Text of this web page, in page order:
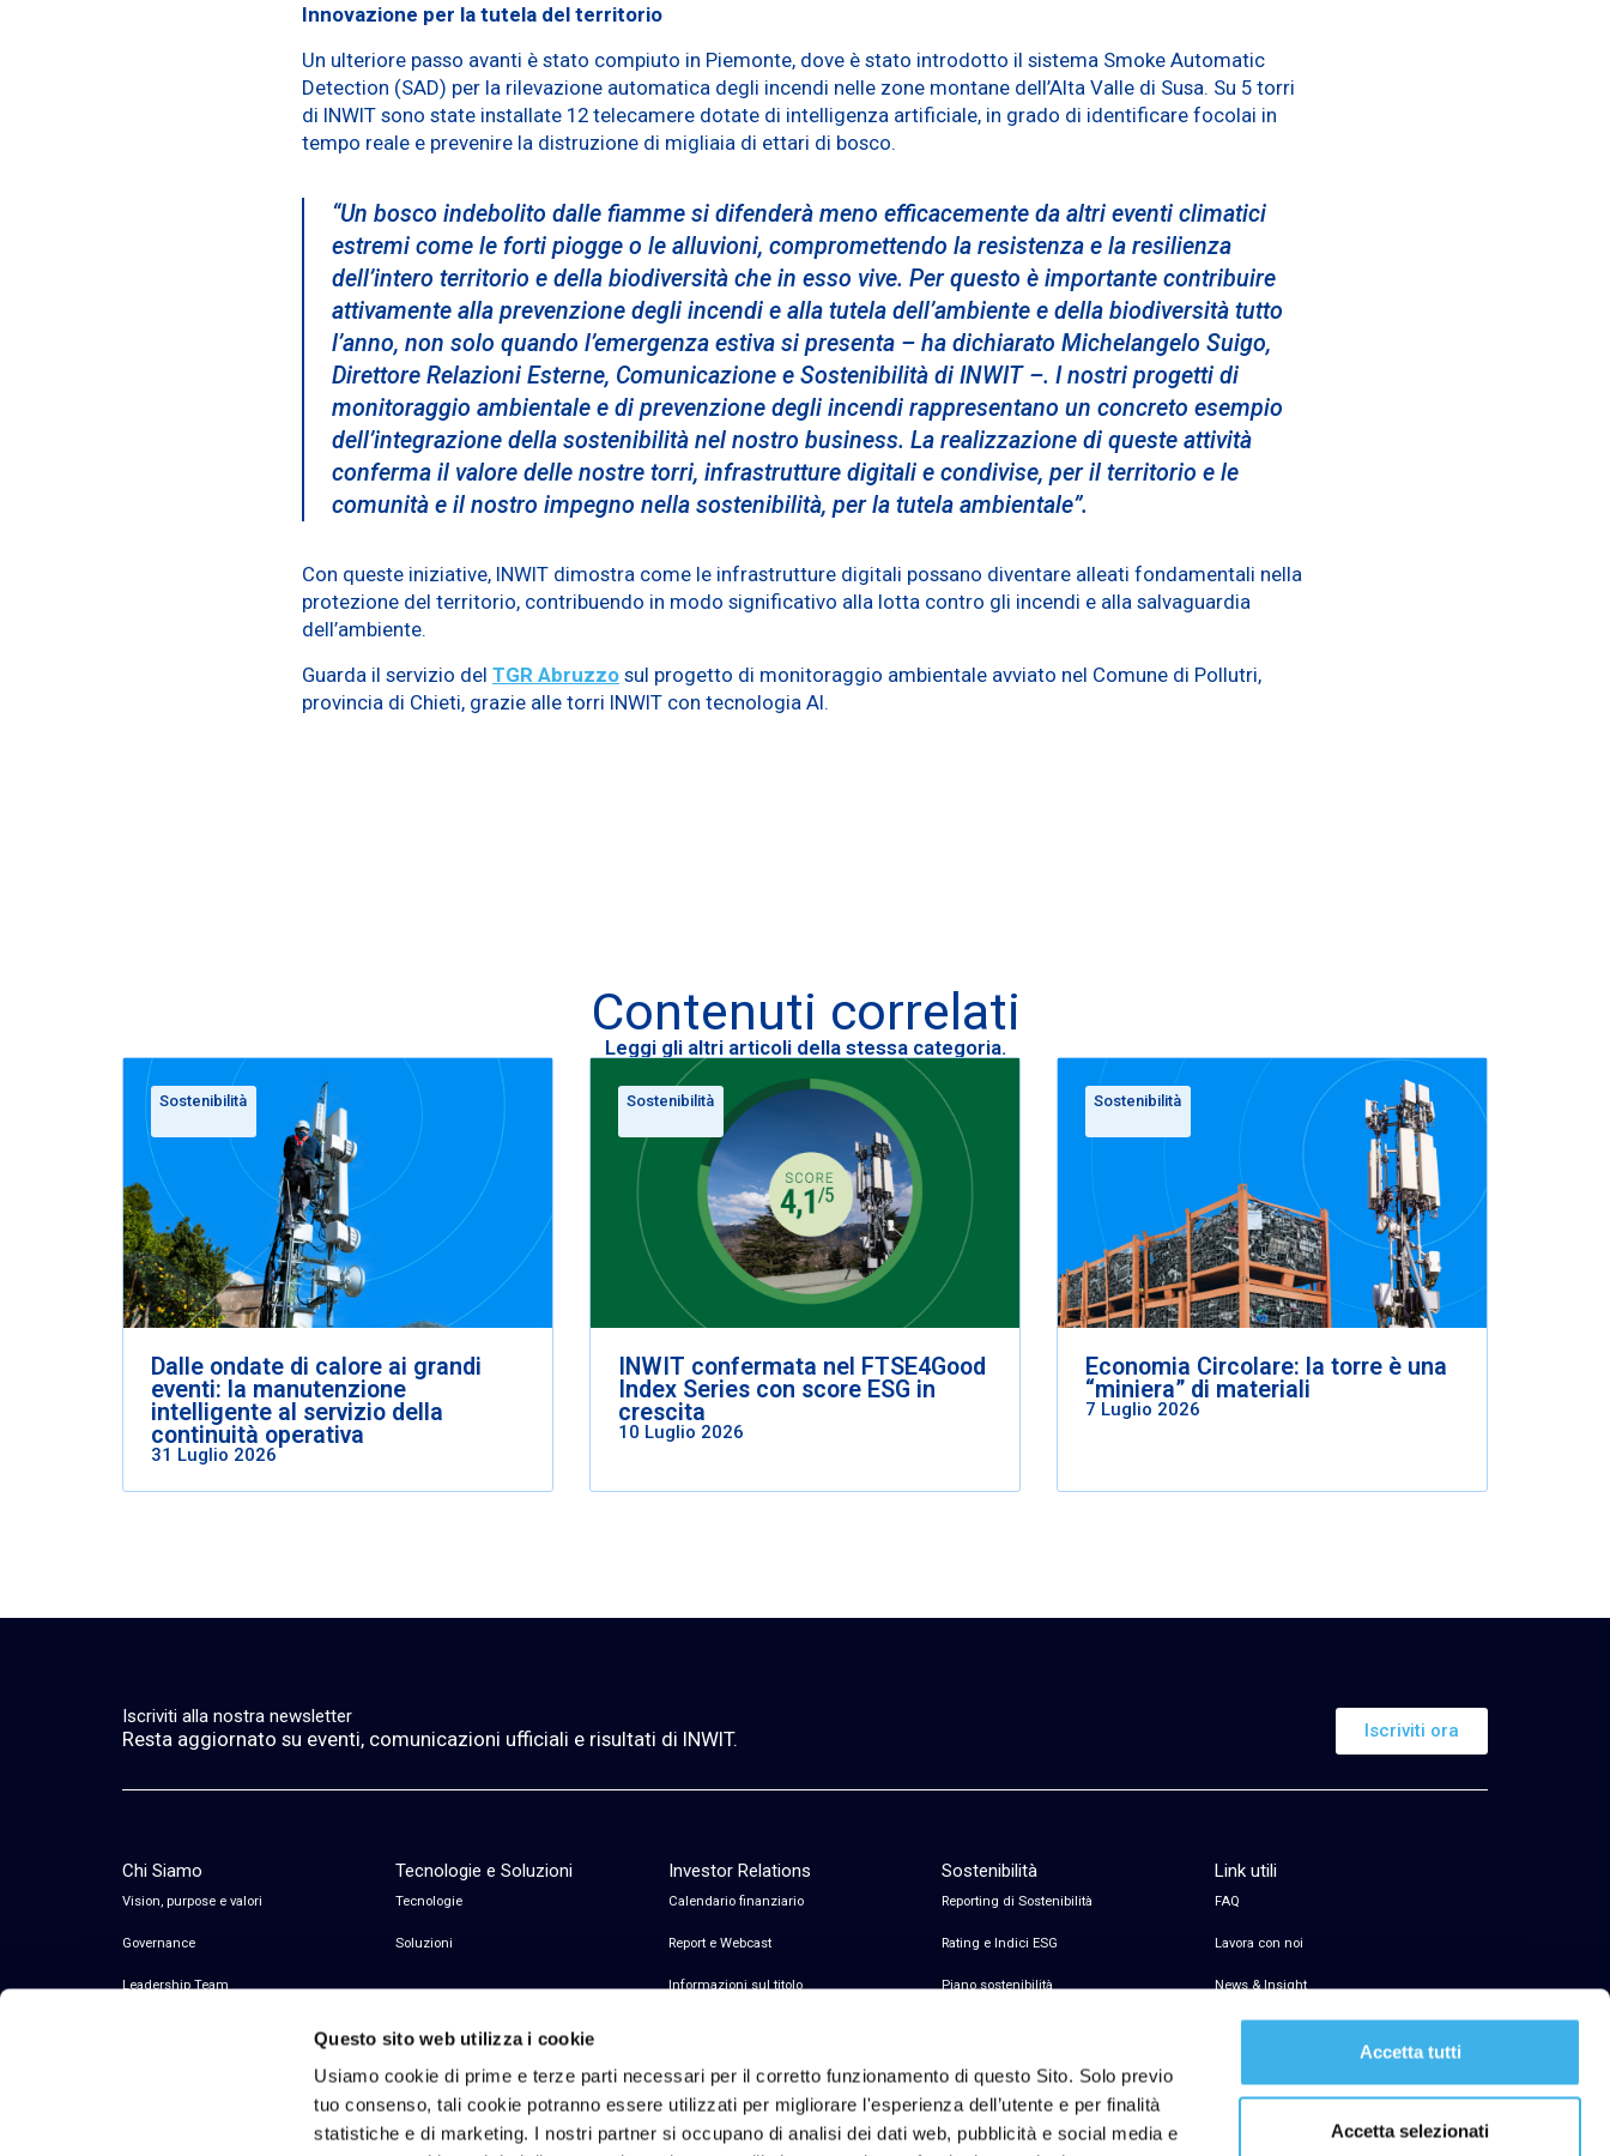
Questo sito web utilizza i cookie
Usiamo cookie di prime e terze parti necessari per il corretto funzionamento di questo Sito. Solo previo
tuo consenso, tali cookie potranno essere utilizzati per migliorare l'esperienza dell’utente e per finalità
statistiche e di marketing. I nostri partner si occupano di analisi dei dati web, pubblicità e social media e
Accetta tutti
Accetta selezionati
Innovazione per la tutela del territorio
Un ulteriore passo avanti è stato compiuto in Piemonte, dove è stato introdotto il sistema Smoke Automatic
Detection (SAD) per la rilevazione automatica degli incendi nelle zone montane dell’Alta Valle di Susa. Su 5 torri
di INWIT sono state installate 12 telecamere dotate di intelligenza artificiale, in grado di identificare focolai in
tempo reale e prevenire la distruzione di migliaia di ettari di bosco.
“Un bosco indebolito dalle fiamme si difenderà meno efficacemente da altri eventi climatici
estremi come le forti piogge o le alluvioni, compromettendo la resistenza e la resilienza
dell’intero territorio e della biodiversità che in esso vive. Per questo è importante contribuire
attivamente alla prevenzione degli incendi e alla tutela dell’ambiente e della biodiversità tutto
l’anno, non solo quando l’emergenza estiva si presenta– ha dichiarato Michelangelo Suigo,
Direttore Relazioni Esterne, Comunicazione e Sostenibilità di INWIT –. I nostri progetti di
monitoraggio ambientale e di prevenzione degli incendi rappresentano un concreto esempio
dell’integrazione della sostenibilità nel nostro business. La realizzazione di queste attività
conferma il valore delle nostre torri, infrastrutture digitali e condivise, per il territorio e le
comunità e il nostro impegno nella sostenibilità, per la tutela ambientale”.
Con queste iniziative, INWIT dimostra come le infrastrutture digitali possano diventare alleati fondamentali nella
protezione del territorio, contribuendo in modo significativo alla lotta contro gli incendi e alla salvaguardia
dell’ambiente.
Guarda il servizio del TGR Abruzzo sul progetto di monitoraggio ambientale avviato nel Comune di Pollutri,
provincia di Chieti, grazie alle torri INWIT con tecnologia AI.
Contenuti correlati
Leggi gli altri articoli della stessa categoria.
Sostenibilità
Dalle ondate di calore ai grandi
eventi: la manutenzione
intelligente al servizio della
continuità operativa
31 Luglio 2026
Sostenibilità
INWIT confermata nel FTSE4Good
Index Series con score ESG in
crescita
10 Luglio 2026
Sostenibilità
Economia Circolare: la torre è una
“miniera” di materiali
7 Luglio 2026
Iscriviti alla nostra newsletter
Resta aggiornato su eventi, comunicazioni ufficiali e risultati di INWIT. Iscriviti ora
Chi Siamo
Vision, purpose e valori
Governance
Leadership Team
Tecnologie e Soluzioni
Tecnologie
Soluzioni
Investor Relations
Calendario finanziario
Report e Webcast
Informazioni sul titolo
Avvisi finanziari
Copertura Analisti e Consenso
Sostenibilità
Reporting di Sostenibilità
Rating e Indici ESG
Piano sostenibilità
Link utili
FAQ
Lavora con noi
News & Insight
Servizio di firma elettronica